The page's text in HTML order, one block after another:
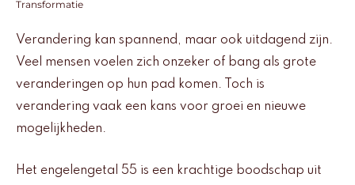
Transformatie
Verandering kan spannend, maar ook uitdagend zijn.
Veel mensen voelen zich onzeker of bang als grote
veranderingen op hun pad komen. Toch is
verandering vaak een kans voor groei en nieuwe
mogelijkheden.
Het engelengetal 55 is een krachtige boodschap uit